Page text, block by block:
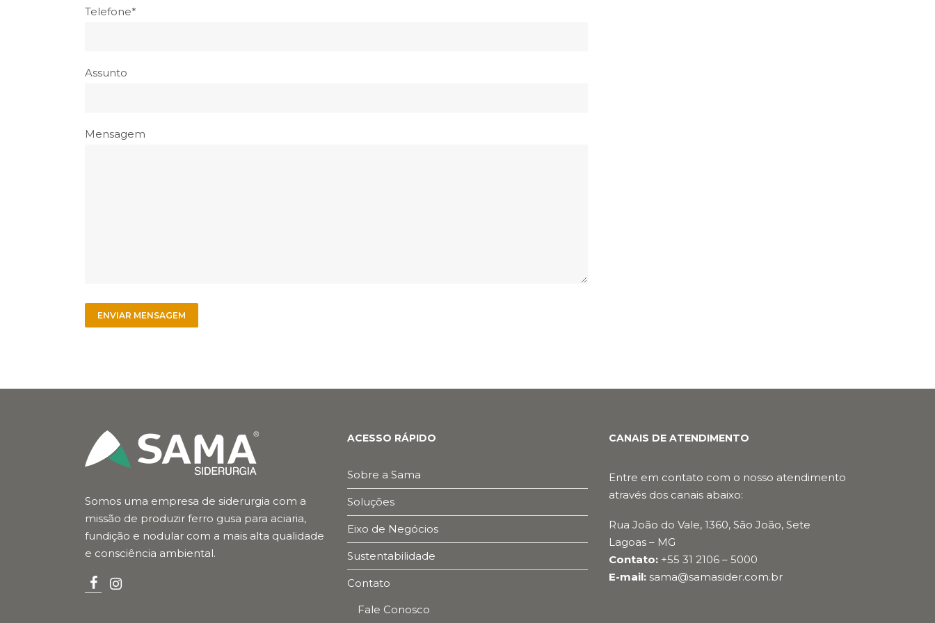
Telefone*
Assunto
Mensagem
Somos uma empresa de siderurgia com a
missão de produzir ferro gusa para aciaria,
fundição e nodular com a mais alta qualidade
e consciência ambiental.
ACESSO RÁPIDO
Sobre a Sama
Soluções
Eixo de Negócios
Sustentabilidade
Contato
Fale Conosco
CANAIS DE ATENDIMENTO
Entre em contato com o nosso atendimento
através dos canais abaixo:
Rua João do Vale, 1360, São João, Sete
Lagoas – MG
Contato: +55 31 2106 – 5000
E-mail: sama@samasider.com.br